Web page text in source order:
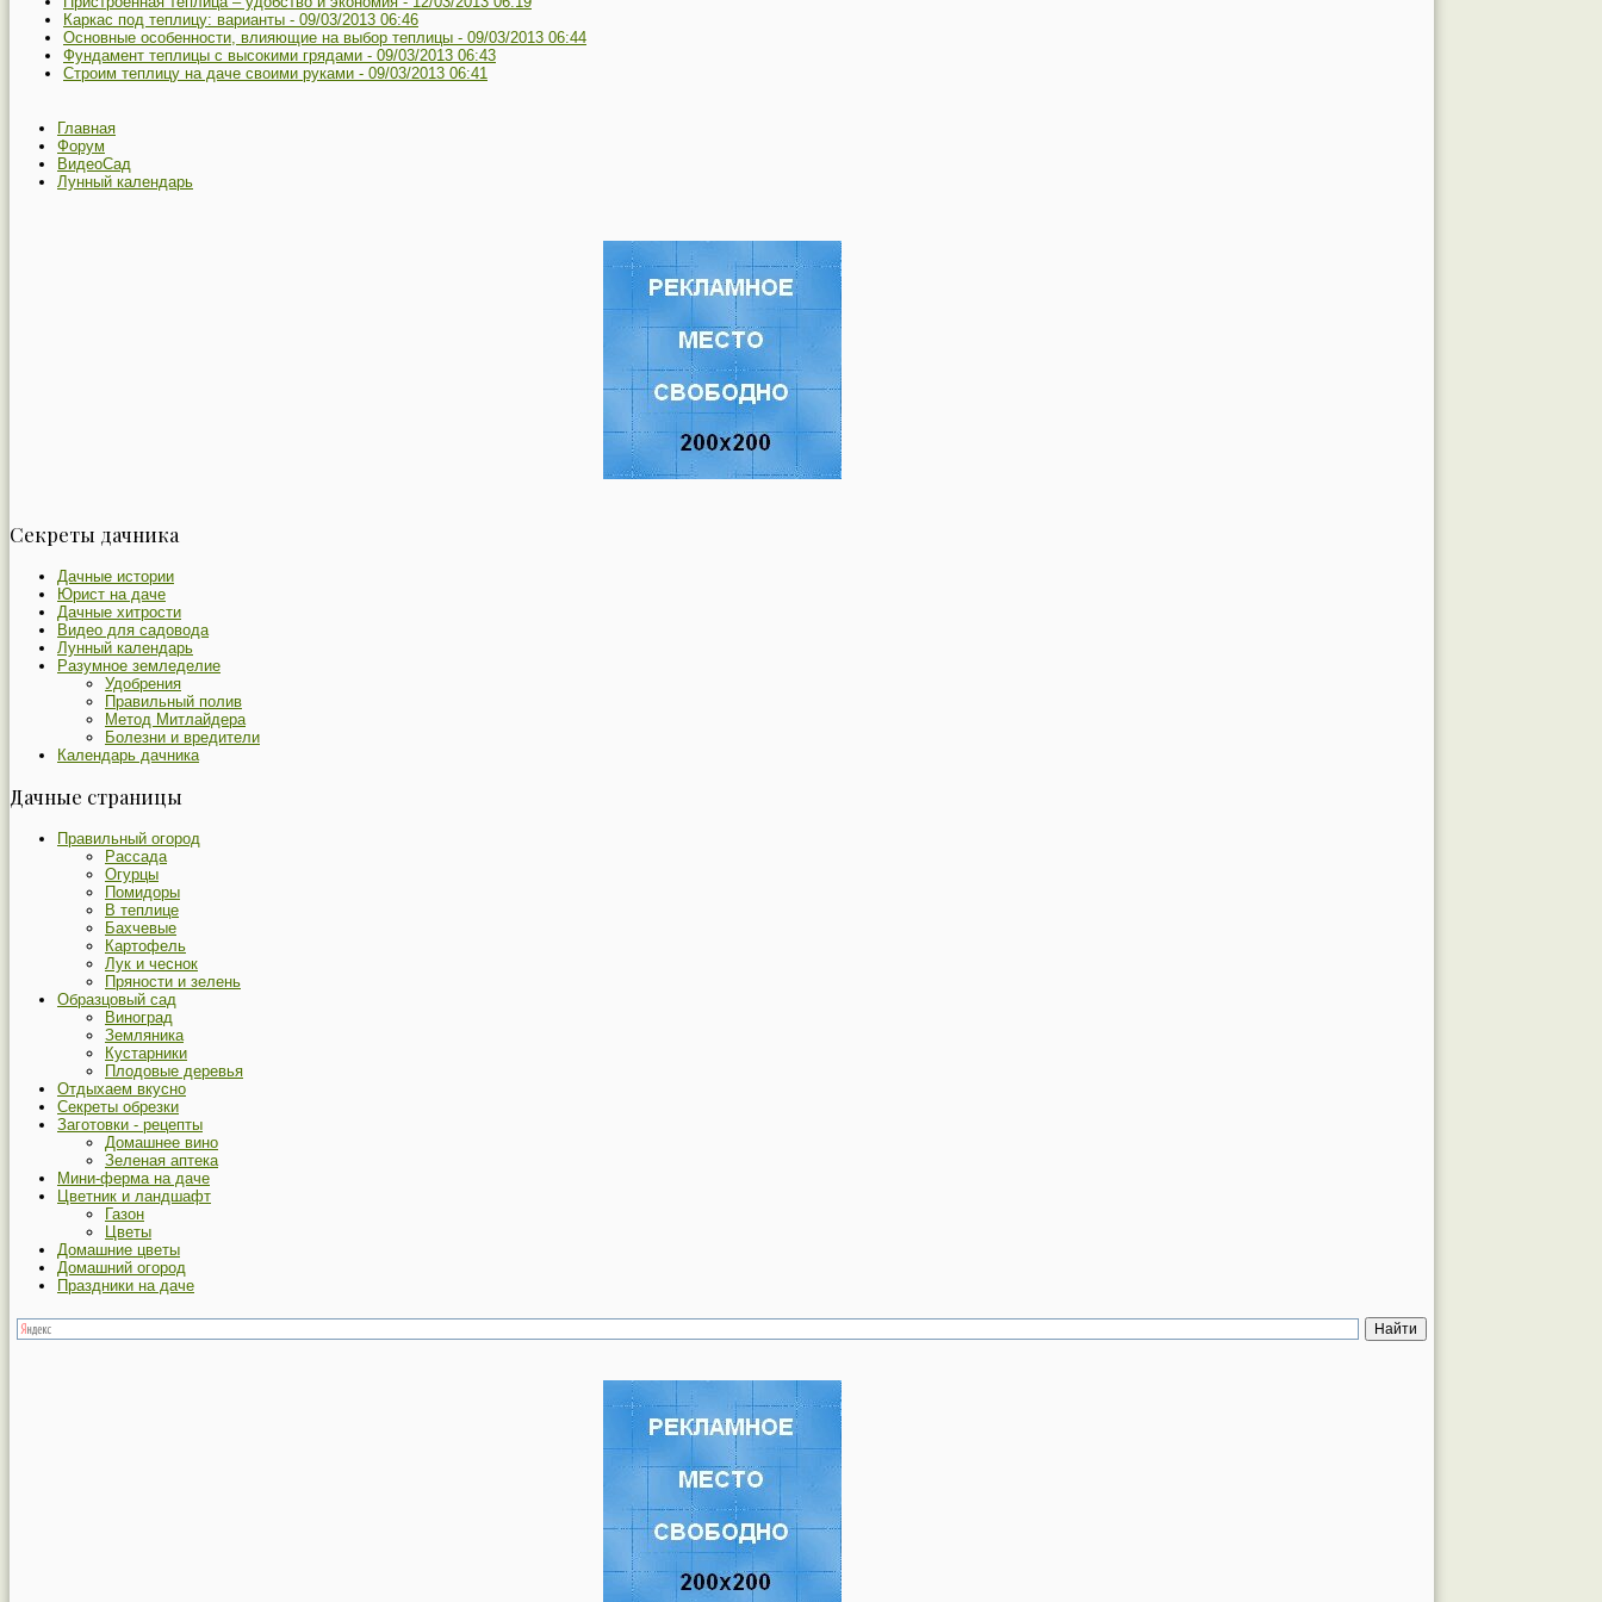
Каркас под теплицу: варианты - 09/03/2013 06:46
Основные особенности, влияющие на выбор теплицы - 09/03/2013 06:44
Фундамент теплицы с высокими грядами - 09/03/2013 06:43
Строим теплицу на даче своими руками - 09/03/2013 06:41
Главная
Форум
ВидеоСад
Лунный календарь
Секреты дачника
Дачные истории
Юрист на даче
Дачные хитрости
Видео для садовода
Лунный календарь
Разумное земледелие
Удобрения
Правильный полив
Метод Митлайдера
Болезни и вредители
Календарь дачника
Дачные страницы
Правильный огород
Рассада
Огурцы
Помидоры
В теплице
Бахчевые
Картофель
Лук и чеснок
Пряности и зелень
Образцовый сад
Виноград
Земляника
Кустарники
Плодовые деревья
Отдыхаем вкусно
Секреты обрезки
Заготовки - рецепты
Домашнее вино
Зеленая аптека
Мини-ферма на даче
Цветник и ландшафт
Газон
Цветы
Домашние цветы
Домашний огород
Праздники на даче